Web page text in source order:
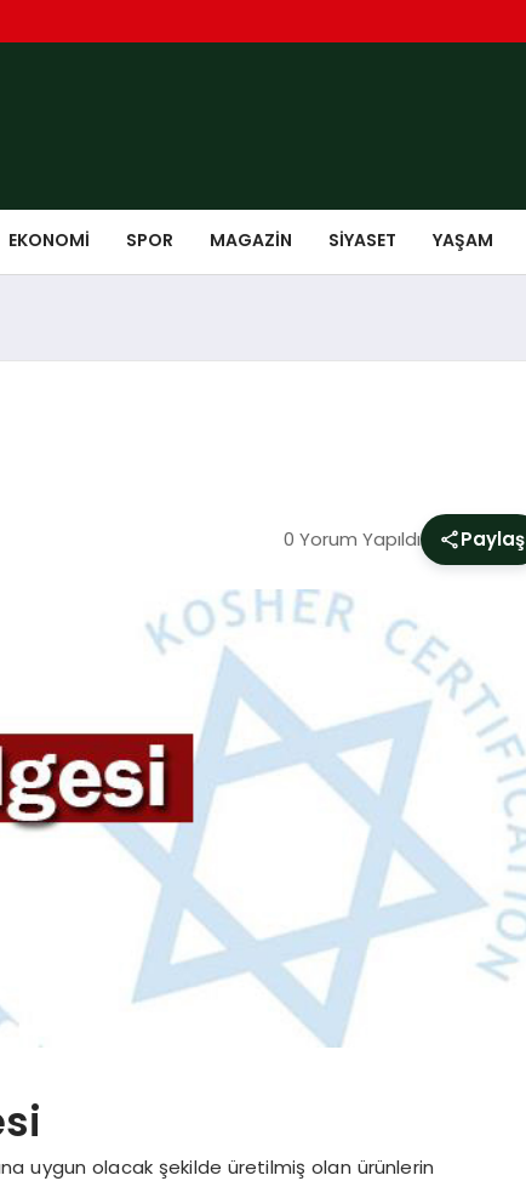
EKONOMI SPOR MAGAZIN SIYASET YAŞAM
0 Yorum Yapıldı Paylaş
uygun olacak şekilde üretilmiş olan ürünlerin